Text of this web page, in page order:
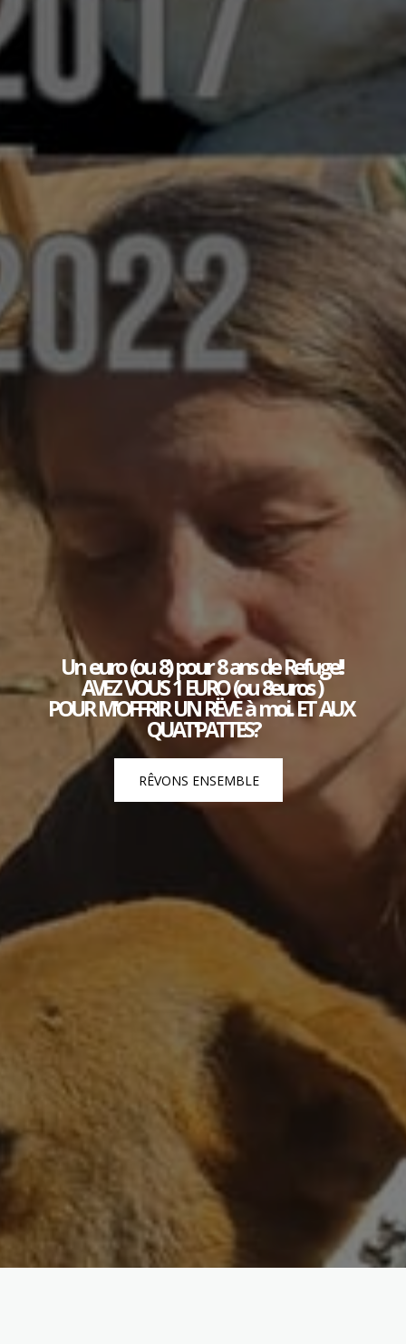
Un euro (ou 8) pour 8 ans de Refuge!!
AVEZ VOUS 1 EURO (ou 8euros )
POUR M'OFFRIR UN RËVE à moi.. ET AUX
QUAT'PATTES?
RÊVONS ENSEMBLE